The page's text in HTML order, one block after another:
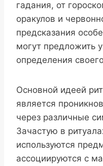
гадания, от
оракулов и
предсказания
могут предложить
определения
Основной идеей
является
через различные
Зачастую в
используются
ассоциируются с